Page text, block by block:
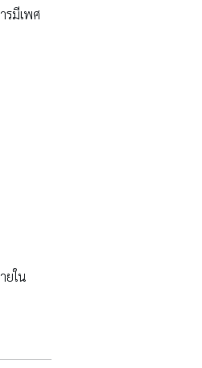
รมีเพศ
ยใน